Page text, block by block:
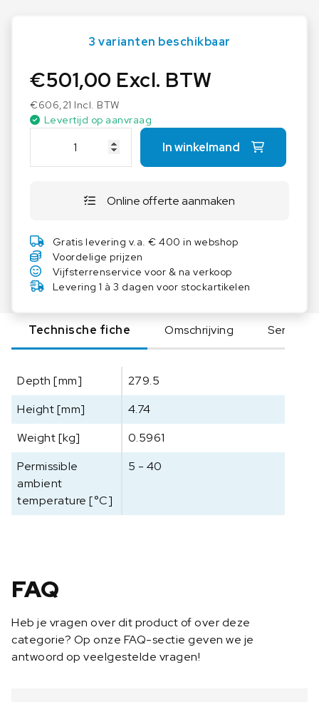
3 varianten beschikbaar
€501,00 Excl. BTW
€606,21 Incl. BTW
Levertijd op aanvraag
A
7
4
F
i
i
n
g
e
v
i
a
a
n
t
In winkelmand
Online offerte aanmaken
Gratis levering v.a. € 400 in webshop
Voordelige prijzen
Vijfsterrenservice voor & na verkoop
Levering 1 à 3 dagen voor stockartikelen
Technische fiche Omschrijving Serie
Depth [mm]
279.5
Height [mm]
4.74
Weight [kg]
0.5961
Permissible
ambient
temperature [°C]
5 - 40
FAQ
Heb je vragen over dit product of over deze
categorie? Op onze FAQ-sectie geven we je
antwoord op veelgestelde vragen!